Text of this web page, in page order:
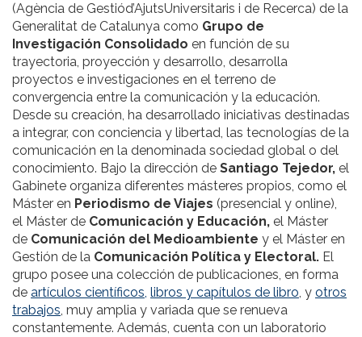
(Agència de Gestiód’AjutsUniversitaris i de Recerca) de la
Generalitat de Catalunya como Grupo de
Investigación Consolidado en función de su
trayectoria, proyección y desarrollo, desarrolla
proyectos e investigaciones en el terreno de
convergencia entre la comunicación y la educación.
Desde su creación, ha desarrollado iniciativas destinadas
a integrar, con conciencia y libertad, las tecnologías de la
comunicación en la denominada sociedad global o del
conocimiento. Bajo la dirección de Santiago Tejedor, el
Gabinete organiza diferentes másteres propios, como el
Máster en Periodismo de Viajes (presencial y online),
el Máster de Comunicación y Educación, el Máster
de Comunicación del Medioambiente y el Máster en
Gestión de la Comunicación Política y Electoral. El
grupo posee una colección de publicaciones, en forma
de artículos científicos, libros y capítulos de libro, y otros
trabajos, muy amplia y variada que se renueva
constantemente. Además, cuenta con un laboratorio